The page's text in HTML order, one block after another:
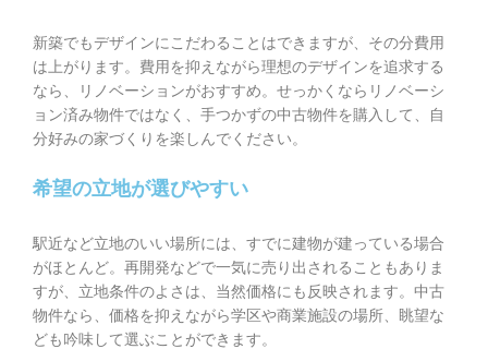
新築でもデザインにこだわることはできますが、その分費用
は上がります。費用を抑えながら理想のデザインを追求する
なら、リノベーションがおすすめ。せっかくならリノベーシ
ョン済み物件ではなく、手つかずの中古物件を購入して、自
分好みの家づくりを楽しんでください。
希望の立地が選びやすい
駅近など立地のいい場所には、すでに建物が建っている場合
がほとんど。再開発などで一気に売り出されることもありま
すが、立地条件のよさは、当然価格にも反映されます。中古
物件なら、価格を抑えながら学区や商業施設の場所、眺望な
ども吟味して選ぶことができます。